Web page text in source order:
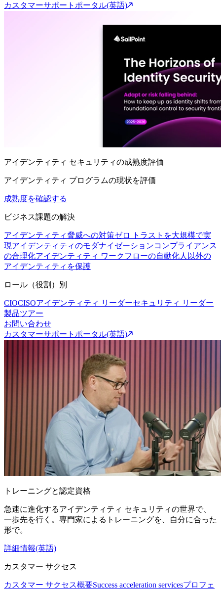
カスタマーサポートポータル(英語)
アイデンティティ セキュリティの成熟度評価
アイデンティティ プログラムの現状を評価
成熟度を確認する
ビジネス課題の解決
アイデンティティ脅威への対策ゼロ トラストを大規模で実
現アイデンティティのモダナイゼーションコンプライアンス
の合理化アイデンティティ ワークフローの自動化人以外の
アイデンティティを保護
ロール（役割）別
CIOCISOアイデンティティ リーダーセキュリティ リーダー
製品ツアー
お問い合わせ
カスタマーサポートポータル(英語)
トレーニングと認定資格
急速に進化するアイデンティティ セキュリティの世界で、
一歩先を行く。専門家によるトレーニングを、自分に合った
形で。
詳細情報(英語)
カスタマー サクセス
カスタマー サクセス概要Success acceleration servicesプロフェ